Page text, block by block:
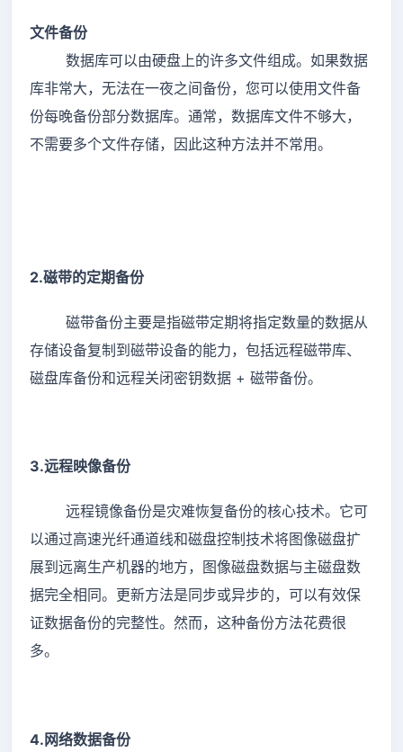
文件备份
数据库可以由硬盘上的许多文件组成。如果数据
库非常大，无法在一夜之间备份，您可以使用文件备
份每晚备份部分数据库。通常，数据库文件不够大，
不需要多个文件存储，因此这种方法并不常用。
2.磁带的定期备份
磁带备份主要是指磁带定期将指定数量的数据从
存储设备复制到磁带设备的能力，包括远程磁带库、
磁盘库备份和远程关闭密钥数据 + 磁带备份。
3.远程映像备份
远程镜像备份是灾难恢复备份的核心技术。它可
以通过高速光纤通道线和磁盘控制技术将图像磁盘扩
展到远离生产机器的地方，图像磁盘数据与主磁盘数
据完全相同。更新方法是同步或异步的，可以有效保
证数据备份的完整性。然而，这种备份方法花费很
多。
4.网络数据备份